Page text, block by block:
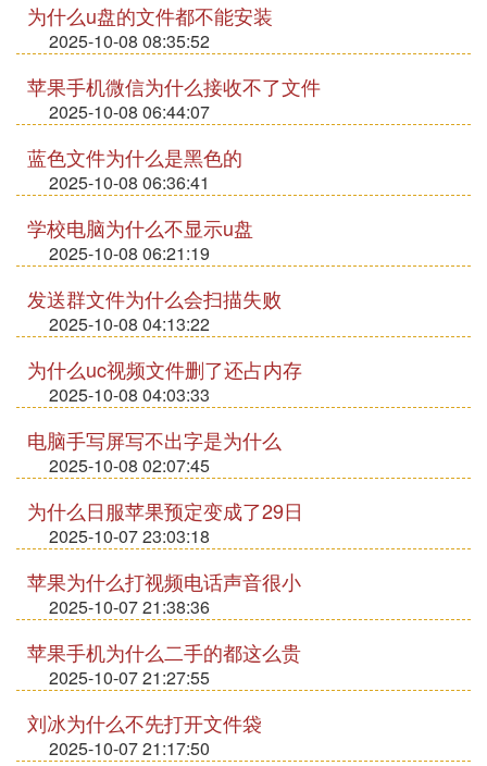
为什么u盘的文件都不能安装
2025-10-08 08:35:52
苹果手机微信为什么接收不了文件
2025-10-08 06:44:07
蓝色文件为什么是黑色的
2025-10-08 06:36:41
学校电脑为什么不显示u盘
2025-10-08 06:21:19
发送群文件为什么会扫描失败
2025-10-08 04:13:22
为什么uc视频文件删了还占内存
2025-10-08 04:03:33
电脑手写屏写不出字是为什么
2025-10-08 02:07:45
为什么日服苹果预定变成了29日
2025-10-07 23:03:18
苹果为什么打视频电话声音很小
2025-10-07 21:38:36
苹果手机为什么二手的都这么贵
2025-10-07 21:27:55
刘冰为什么不先打开文件袋
2025-10-07 21:17:50